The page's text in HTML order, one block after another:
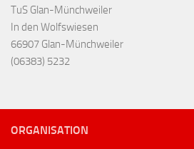
TuS Glan-Münchweiler
In den Wolfswiesen
66907 Glan-Münchweiler
(06383) 5232
ORGANISATION